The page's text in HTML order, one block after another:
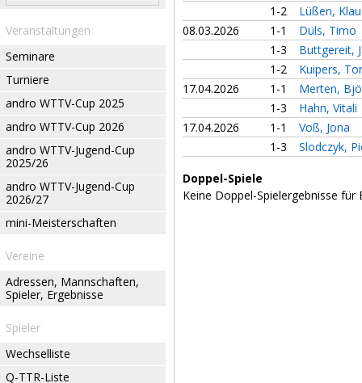
Veranstaltungen
Seminare
Turniere
andro WTTV-Cup 2025
andro WTTV-Cup 2026
andro WTTV-Jugend-Cup
2025/26
andro WTTV-Jugend-Cup
2026/27
mini-Meisterschaften
Vereine
Adressen, Mannschaften,
Spieler, Ergebnisse
Spieler
Wechselliste
Q-TTR-Liste
1-2
Lüßen,
08.03.2026
1-1
Düls, Timo
1-3
Buttgereit,
1-2
Kuipers,
17.04.2026
1-1
Merten,
1-3
Hahn, Vitali
17.04.2026
1-1
Voß, Jona
1-3
Slodczyk,
Doppel-Spiele
Keine Doppel-Spielergebnisse